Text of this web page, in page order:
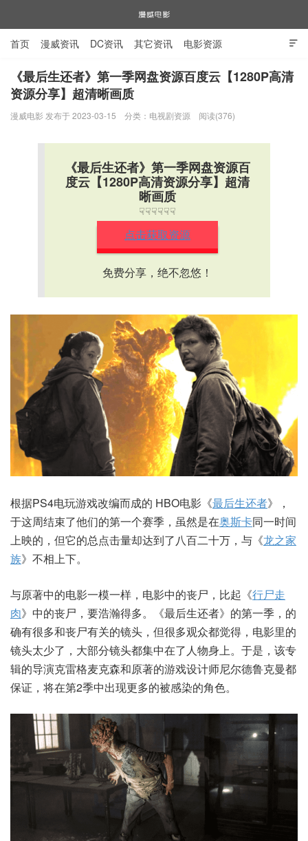
漫威电影

首页 漫威资讯 DC资讯 其它资讯 电影资源
电视剧资源 漫威图片
《最后生还者》第一季网盘资源百度云【1280P高清
资源分享】超清晰画质
漫威电影 发布于 2023-03-15 分类： 电视剧资源 阅读(376)
《最后生还者》第一季网盘资源百
度云【1280P高清资源分享】超清
晰画质
☟☟☟☟☟☟
点击获取资源
免费分享，绝不忽悠！
根据PS4电玩游戏改编而成的 HBO电影《最后生还者》，
于这周结束了他们的第一个赛季，虽然是在奥斯卡同一时间
上映的，但它的总点击量却达到了八百二十万，与《龙之家
族》不相上下。
与原著中的电影一模一样，电影中的丧尸，比起《行尸走
肉》中的丧尸，要浩瀚得多。《最后生还者》的第一季，的
确有很多和丧尸有关的镜头，但很多观众都觉得，电影里的
镜头太少了，大部分镜头都集中在了人物身上。于是，该专
辑的导演克雷格麦克森和原著的游戏设计师尼尔德鲁克曼都
保证，将在第2季中出现更多的被感染的角色。